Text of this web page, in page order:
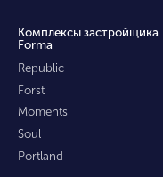
Комплексы застройщика
Forma
Republic
Forst
Moments
Soul
Portland